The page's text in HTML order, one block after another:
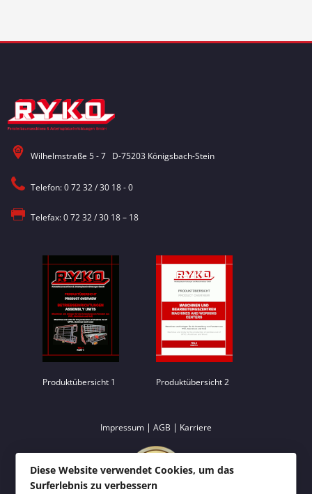
Wilhelmstraße 5 - 7 D-75203 Königsbach-Stein
Telefon: 0 72 32 / 30 18 - 0
Telefax: 0 72 32 / 30 18 – 18
Produktübersicht 1 Produktübersicht 2
Impressum | AGB | Karriere
Diese Website verwendet Cookies, um das
Surferlebnis zu verbessern